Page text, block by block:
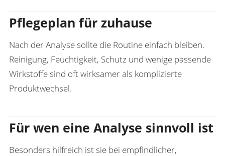
Pflegeplan für zuhause
Nach der Analyse sollte die Routine einfach bleiben.
Reinigung, Feuchtigkeit, Schutz und wenige passende
Wirkstoffe sind oft wirksamer als komplizierte
Produktwechsel.
Für wen eine Analyse sinnvoll ist
Besonders hilfreich ist sie bei empfindlicher,